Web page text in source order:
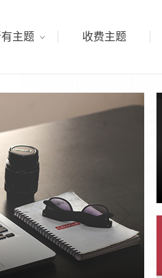
主题 收费主题